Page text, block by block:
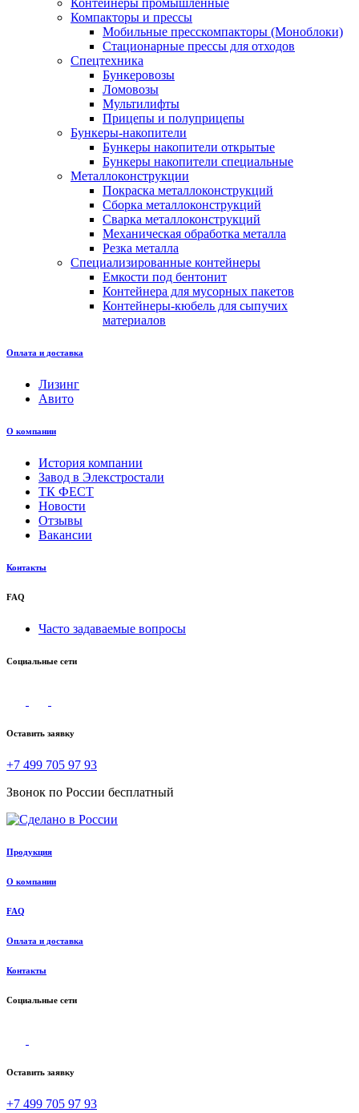
Контейнеры промышленные
Компакторы и прессы
Мобильные пресскомпакторы (Моноблоки)
Стационарные прессы для отходов
Спецтехника
Бункеровозы
Ломовозы
Мультилифты
Прицепы и полуприцепы
Бункеры-накопители
Бункеры накопители открытые
Бункеры накопители специальные
Металлоконструкции
Покраска металлоконструкций
Сборка металлоконструкций
Сварка металлоконструкций
Механическая обработка металла
Резка металла
Специализированные контейнеры
Емкости под бентонит
Контейнера для мусорных пакетов
Контейнеры-кюбель для сыпучих
материалов
Оплата и доставка
Лизинг
Авито
О компании
История компании
Завод в Элекстростали
ТК ФЕСТ
Новости
Отзывы
Вакансии
Контакты
FAQ
Часто задаваемые вопросы
Социальные сети
Оставить заявку
+7 499 705 97 93
Звонок по России бесплатный
Продукция
О компании
FAQ
Оплата и доставка
Контакты
Социальные сети
Оставить заявку
+7 499 705 97 93